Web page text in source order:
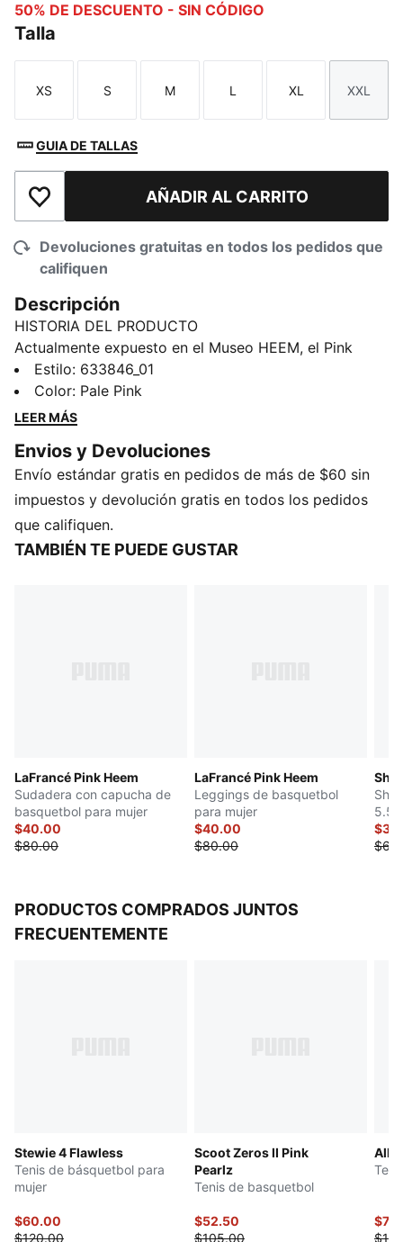
50% DE DESCUENTO - SIN CÓDIGO
Talla
Talla
XS
Talla
S
Talla
M
Talla
L
Talla
XL
Talla
XXL
GUIA DE TALLAS
Añadir a la lista de deseosAÑADIR AL CARRITO
Devoluciones gratuitas en todos los pedidos que
califiquen
Descripción
HISTORIA DEL PRODUCTO
Actualmente expuesto en el Museo HEEM, el Pink
Drop es una audaz expresión de la cultura moderna.
Creado en colaboración con Melo de LaFrancé,
combina el estilo urbano con un toque artístico.
Fabricado con al menos un 20 % de materiales
reciclados
DETAILS
Ajuste: holgado
Cuello: redondo
Estilo: 633846_01
Color: Pale Pink
LEER MÁS
Envios y Devoluciones
Envío estándar gratis en pedidos de más de $60 sin
impuestos y devolución gratis en todos los pedidos
que califiquen.
TAMBIÉN TE PUEDE GUSTAR
LaFrancé Pink Heem
Sudadera con capucha de
basquetbol para mujer
$40.00
$80.00
LaFrancé Pink Heem
Leggings de basquetbol
para mujer
$40.00
$80.00
5.5"
PRODUCTOS COMPRADOS JUNTOS
FRECUENTEMENTE
Stewie 4 Flawless
Tenis de básquetbol para
mujer
$60.00
$120.00
Scoot Zeros II Pink
Pearlz
Tenis de basquetbol
$52.50
$105.00
All-